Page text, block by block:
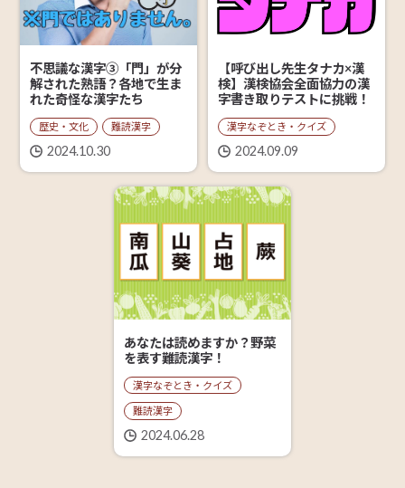
不思議な漢字③「門」が分
解された熟語？各地で生ま
れた奇怪な漢字たち
歴史・文化 難読漢字
2024.10.30
【呼び出し先生タナカ×漢
検】漢検協会全面協力の漢
字書き取りテストに挑戦！
漢字なぞとき・クイズ
2024.09.09
あなたは読めますか？野菜
を表す難読漢字！
漢字なぞとき・クイズ
難読漢字
2024.06.28